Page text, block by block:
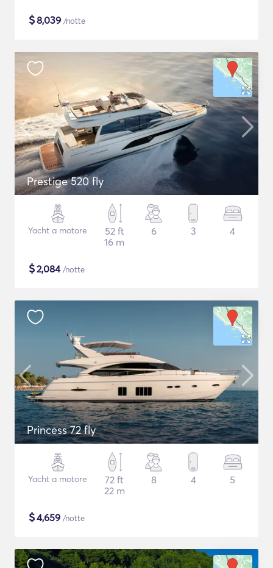
$8,039 /notte
Prestige 520 fly
Yacht a motore
52 ft
16 m
6 3 4
$2,084/notte
Princess 72 fly
Yacht a motore
72 ft
22 m
8 4 5
$4,659 /notte